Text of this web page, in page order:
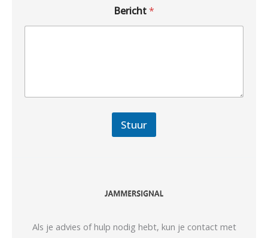
Bericht*
Stuur
Als je advies of hulp nodig hebt, kun je contact met